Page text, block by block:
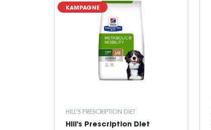
KAMPAGNE
HILL'S PRESCRIPTION DIET
Hill's Prescription Diet